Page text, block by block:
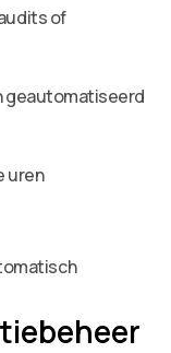
of
geautomatiseerd
uren